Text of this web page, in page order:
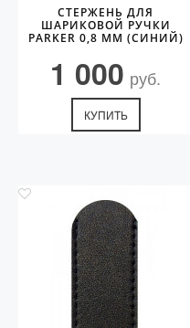
СТЕРЖЕНЬ ДЛЯ
ШАРИКОВОЙ РУЧКИ
PARKER 0,8 ММ (СИНИЙ)
1 000 руб.
КУПИТЬ